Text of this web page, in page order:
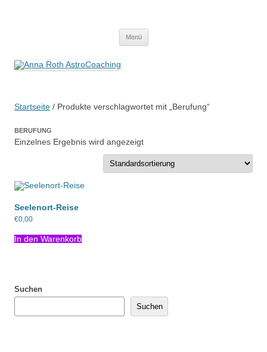
Menü
Startseite / Produkte verschlagwortet mit „Berufung“
BERUFUNG
Einzelnes Ergebnis wird angezeigt
Seelenort-Reise
€0,00
In den Warenkorb
Suchen
Suchen